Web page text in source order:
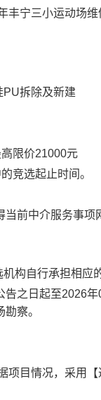
丰宁三小运动场
PU拆除及新建
限价21000元
竞选起止时间。
前中介服务事
构自行承担相应
之日起至2026
察。
项目情况，采用